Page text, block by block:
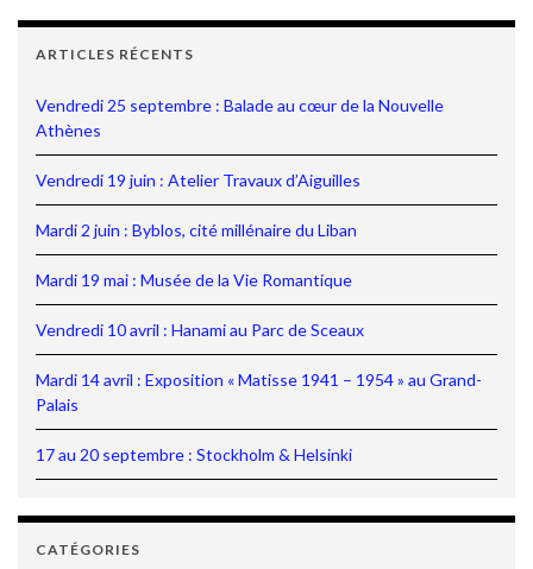
ARTICLES RÉCENTS
Vendredi 25 septembre : Balade au cœur de la Nouvelle
Athènes
Vendredi 19 juin : Atelier Travaux d’Aiguilles
Mardi 2 juin : Byblos, cité millénaire du Liban
Mardi 19 mai : Musée de la Vie Romantique
Vendredi 10 avril : Hanami au Parc de Sceaux
Mardi 14 avril : Exposition « Matisse 1941 – 1954 » au Grand-
Palais
17 au 20 septembre : Stockholm & Helsinki
CATÉGORIES